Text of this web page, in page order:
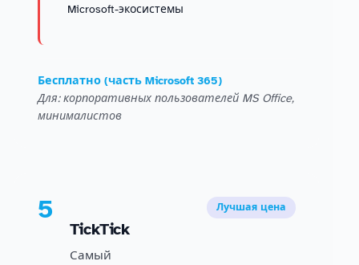
Microsoft-экосистемы
Бесплатно (часть Microsoft 365)
Для: корпоративных пользователей MS Office,
минималистов
5
TickTick
Самый
Лучшая цена